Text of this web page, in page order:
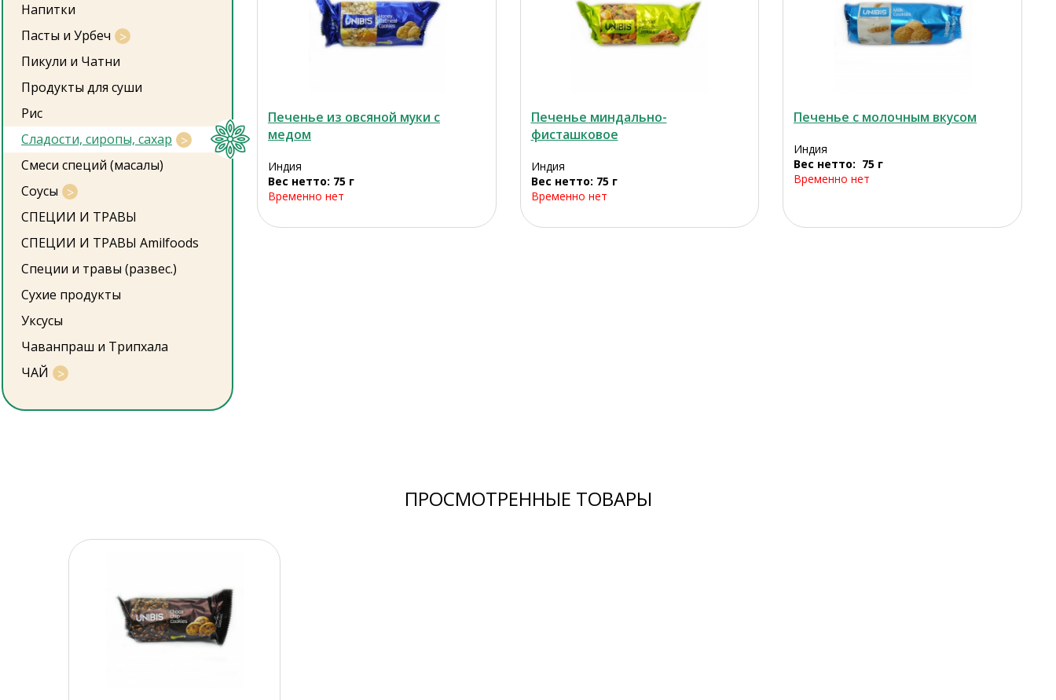
Напитки
Пасты и Урбеч
Пикули и Чатни
Продукты для суши
Рис
Сладости, сиропы, сахар
Смеси специй (масалы)
Соусы
СПЕЦИИ И ТРАВЫ
СПЕЦИИ И ТРАВЫ Amilfoods
Специи и травы (развес.)
Сухие продукты
Уксусы
Чаванпраш и Трипхала
ЧАЙ
Печенье из овсяной муки с
медом
Индия
Вес нетто: 75 г
Временно нет
Печенье миндально-
фисташковое
Индия
Вес нетто: 75 г
Временно нет
Печенье с молочным вкусом
Индия
Вес нетто: 75 г
Временно нет
ПРОСМОТРЕННЫЕ ТОВАРЫ